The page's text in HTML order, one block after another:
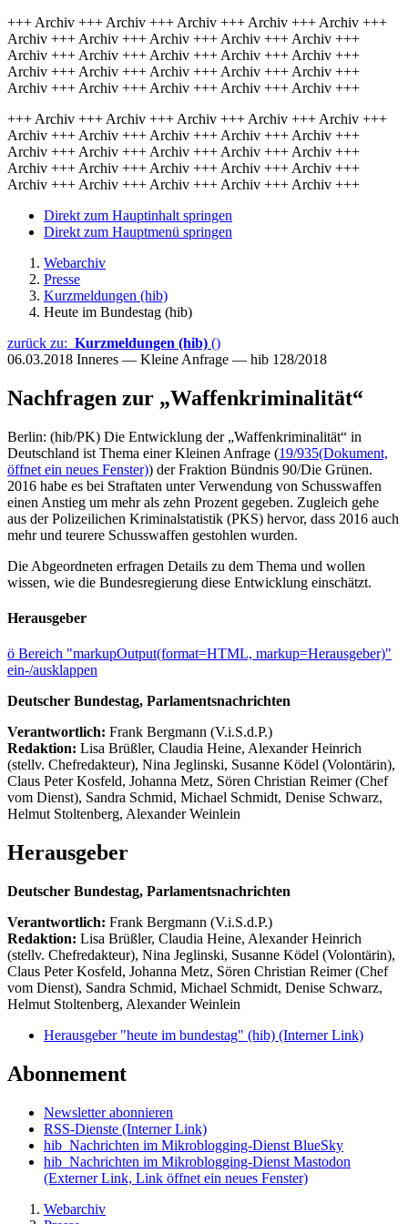
+++ Archiv +++ Archiv +++ Archiv +++ Archiv +++ Archiv +++
Archiv +++ Archiv +++ Archiv +++ Archiv +++ Archiv +++
Archiv +++ Archiv +++ Archiv +++ Archiv +++ Archiv +++
Archiv +++ Archiv +++ Archiv +++ Archiv +++ Archiv +++
Archiv +++ Archiv +++ Archiv +++ Archiv +++ Archiv +++
+++ Archiv +++ Archiv +++ Archiv +++ Archiv +++ Archiv +++
Archiv +++ Archiv +++ Archiv +++ Archiv +++ Archiv +++
Archiv +++ Archiv +++ Archiv +++ Archiv +++ Archiv +++
Archiv +++ Archiv +++ Archiv +++ Archiv +++ Archiv +++
Archiv +++ Archiv +++ Archiv +++ Archiv +++ Archiv +++
Direkt zum Hauptinhalt springen
Direkt zum Hauptmenü springen
Webarchiv
Presse
Kurzmeldungen (hib)
Heute im Bundestag (hib)
zurück zu: Kurzmeldungen (hib) ()
06.03.2018 Inneres — Kleine Anfrage — hib 128/2018
Nachfragen zur „Waffenkriminalität“
Berlin: (hib/PK) Die Entwicklung der „Waffenkriminalität“ in
Deutschland ist Thema einer Kleinen Anfrage (19/935(Dokument,
öffnet ein neues Fenster)) der Fraktion Bündnis 90/Die Grünen.
2016 habe es bei Straftaten unter Verwendung von Schusswaffen
einen Anstieg um mehr als zehn Prozent gegeben. Zugleich gehe
aus der Polizeilichen Kriminalstatistik (PKS) hervor, dass 2016 auch
mehr und teurere Schusswaffen gestohlen wurden.
Die Abgeordneten erfragen Details zu dem Thema und wollen
wissen, wie die Bundesregierung diese Entwicklung einschätzt.
Herausgeber
ö Bereich "markupOutput(format=HTML, markup=Herausgeber)"
ein-/ausklappen
Deutscher Bundestag, Parlamentsnachrichten
Verantwortlich: Frank Bergmann (V.i.S.d.P.)
Redaktion: Lisa Brüßler, Claudia Heine, Alexander Heinrich
(stellv. Chefredakteur), Nina Jeglinski, Susanne Ködel (Volontärin),
Claus Peter Kosfeld, Johanna Metz, Sören Christian Reimer (Chef
vom Dienst), Sandra Schmid, Michael Schmidt, Denise Schwarz,
Helmut Stoltenberg, Alexander Weinlein
Herausgeber
Deutscher Bundestag, Parlamentsnachrichten
Verantwortlich: Frank Bergmann (V.i.S.d.P.)
Redaktion: Lisa Brüßler, Claudia Heine, Alexander Heinrich
(stellv. Chefredakteur), Nina Jeglinski, Susanne Ködel (Volontärin),
Claus Peter Kosfeld, Johanna Metz, Sören Christian Reimer (Chef
vom Dienst), Sandra Schmid, Michael Schmidt, Denise Schwarz,
Helmut Stoltenberg, Alexander Weinlein
Herausgeber "heute im bundestag" (hib) (Interner Link)
Abonnement
Newsletter abonnieren
RSS-Dienste (Interner Link)
hib_Nachrichten im Mikroblogging-Dienst BlueSky
hib_Nachrichten im Mikroblogging-Dienst Mastodon
(Externer Link, Link öffnet ein neues Fenster)
Webarchiv